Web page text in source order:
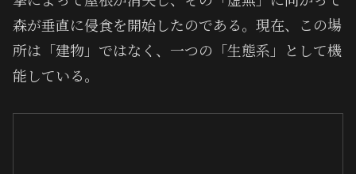
森が垂直に侵食を開始したのである。現在、この場
所は「建物」ではなく、一つの「生態系」として機
能している。